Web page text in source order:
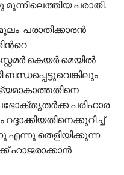
പരാതി.
പരാതിക്കാരൻ
കെയർ മെയിൽ
പരിഹാര
എന്നു തെളിയിക്കുന്ന
ഹാജരാക്കാൻ